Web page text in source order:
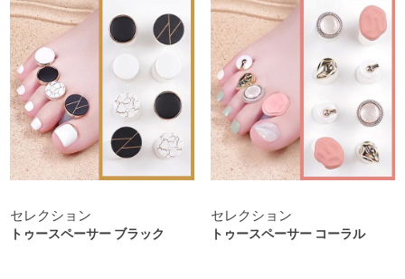
セレクション
トゥースペーサー ブラック
セレクション
トゥースペーサー コーラル